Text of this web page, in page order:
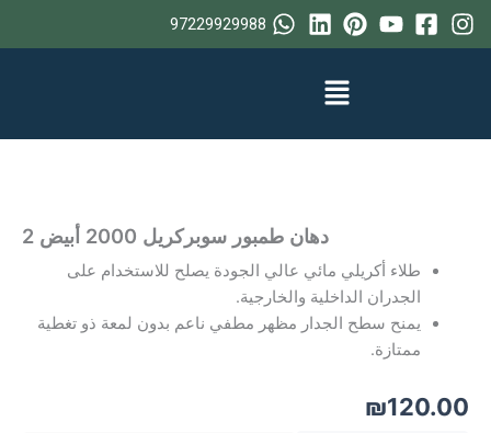
تخطي
إلى
97229929988
دهان طمبور سوبركريل 2000 أبيض 2
طلاء أكريلي مائي عالي الجودة يصلح للاستخدام على
الجدران الداخلية والخارجية.
يمنح سطح الجدار مظهر مطفي ناعم بدون لمعة ذو تغطية
ممتازة.
₪120.00